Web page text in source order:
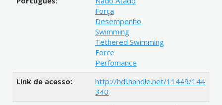
Força
Desempenho
Swimming
Tethered Swimming
Force
Perfomance
Link de acesso:
http://hdl.handle.net/11449/144
340